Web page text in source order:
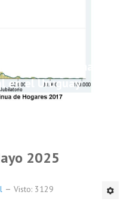
de las
del Sistema
en el Uruguay
2025
Visto: 3129